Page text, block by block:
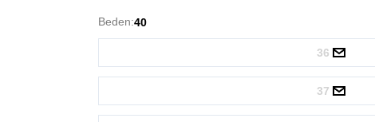
Beden:40
36
37